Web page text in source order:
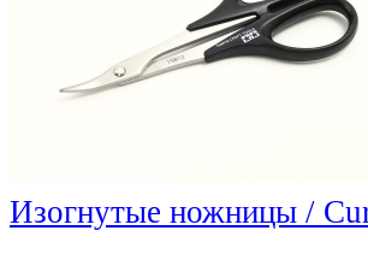
Изогнутые ножницы /